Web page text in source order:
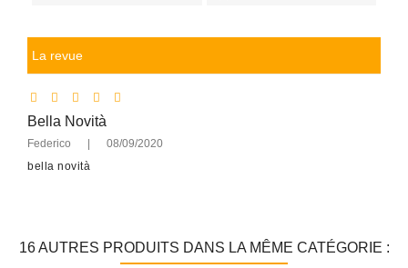
La revue
Bella Novità
Federico
08/09/2020
bella novità
16 AUTRES PRODUITS DANS LA MÊME CATÉGORIE :